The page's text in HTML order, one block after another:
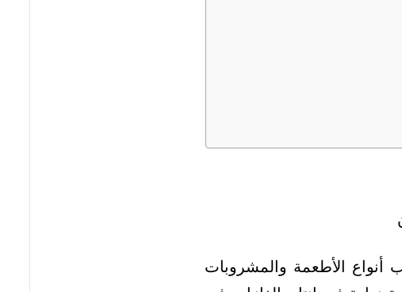
أنواع الأطعمة والمشروبات